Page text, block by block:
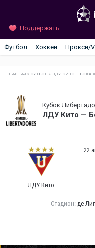
Поддержать
Футбол Хоккей Прокси/
ГЛАВНАЯ »ФУТБОЛ » ЛДУ КИТО — БОКА
Кубок
ЛДУ Кито —
ЛДУ Кито
22
Стадион: де